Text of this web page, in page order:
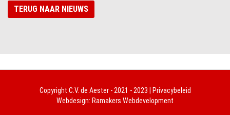
TERUG NAAR NIEUWS
Copyright C.V. de Aester- 2021 - 2023 |
Privacybeleid
Webdesign: Ramakers Webdevelopment